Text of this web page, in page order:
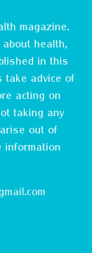
magazine.
health,
in this
take advice of
acting on
taking any
out of
information